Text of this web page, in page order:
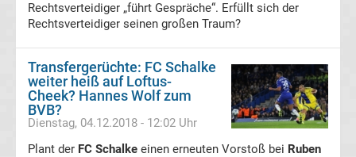
Spanien
Basketball
Basketball
Bundesliga
Rechtsverteidiger „führt Gespräche“. Erfüllt sich der
Rechtsverteidiger seinen großen Traum?
Transfergerüchte: FC Schalke
weiter heiß auf Loftus-
Cheek? Hannes Wolf zum
BVB?
Dienstag, 04.12.2018 - 12:02 Uhr
Plant der FC Schalke einen erneuten Vorstoß bei Ruben